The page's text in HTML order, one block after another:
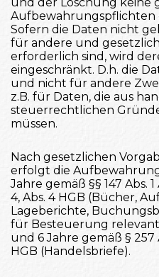
Aufbewahrungspflichten
Sofern die Daten nicht
für andere und
erforderlich sind, wird
eingeschränkt. D.h. die
und nicht für andere
z.B. für Daten, die aus
steuerrechtlichen
müssen.
Nach gesetzlichen
erfolgt die
Jahre gemäß §§ 147 Abs. 1
4, Abs. 4 HGB (Bücher,
Lageberichte,
für Besteuerung
und 6 Jahre gemäß § 257
HGB (Handelsbriefe).